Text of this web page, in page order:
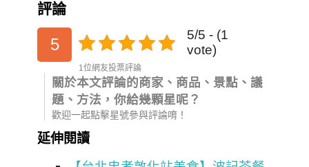
評論
5
5/5 - (1
vote)
1位網友投票評論
關於本文評論的商家、商品、景點、議
題、方法，你給幾顆星呢？
歡迎一起點擊星號參與評論唷！
延伸閱讀